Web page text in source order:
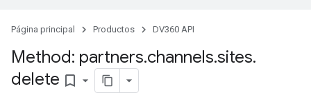
Página principal Productos DV360 API
Method: partners.channels.sites.
delete bookmark_border